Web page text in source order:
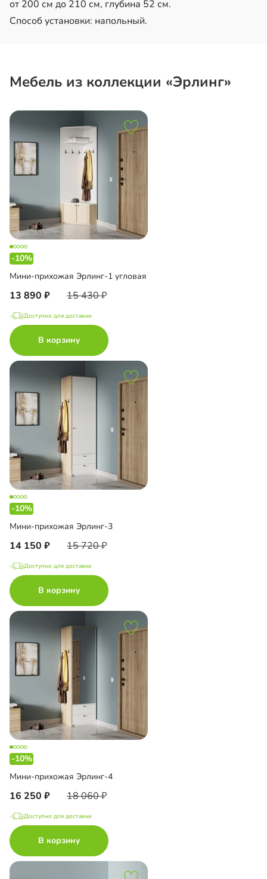
от 200 см до 210 см, глубина 52 см.
Способ установки: напольный.
Мебель из коллекции «Эрлинг»
-10%
Мини-прихожая Эрлинг-1 угловая
13 890 15 430
Доступно для доставки
В корзину
-10%
Мини-прихожая Эрлинг-3
14 150 15 720
Доступно для доставки
В корзину
-10%
Мини-прихожая Эрлинг-4
16 250 18 060
Доступно для доставки
В корзину